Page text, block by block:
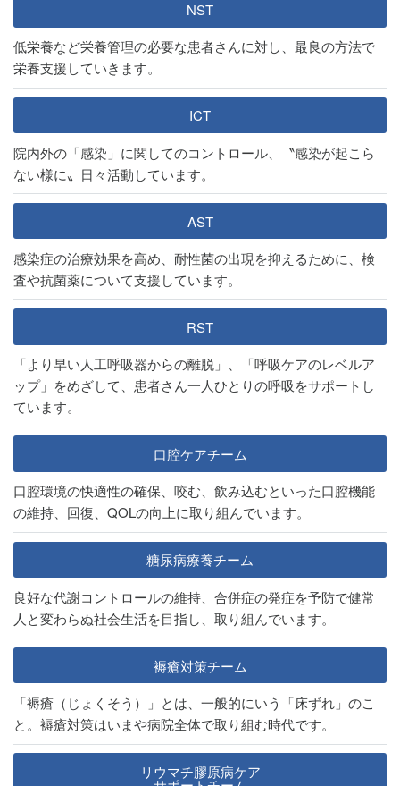
NST
低栄養など栄養管理の必要な患者さんに対し、最良の方法で
栄養支援していきます。
ICT
院内外の「感染」に関してのコントロール、〝感染が起こら
ない様に〟日々活動しています。
AST
感染症の治療効果を高め、耐性菌の出現を抑えるために、検
査や抗菌薬について支援しています。
RST
「より早い人工呼吸器からの離脱」、「呼吸ケアのレベルア
ップ」をめざして、患者さん一人ひとりの呼吸をサポートし
ています。
口腔ケアチーム
口腔環境の快適性の確保、咬む、飲み込むといった口腔機能
の維持、回復、QOLの向上に取り組んでいます。
糖尿病療養チーム
良好な代謝コントロールの維持、合併症の発症を予防で健常
人と変わらぬ社会生活を目指し、取り組んでいます。
褥瘡対策チーム
「褥瘡（じょくそう）」とは、一般的にいう「床ずれ」のこ
と。褥瘡対策はいまや病院全体で取り組む時代です。
リウマチ膠原病ケア